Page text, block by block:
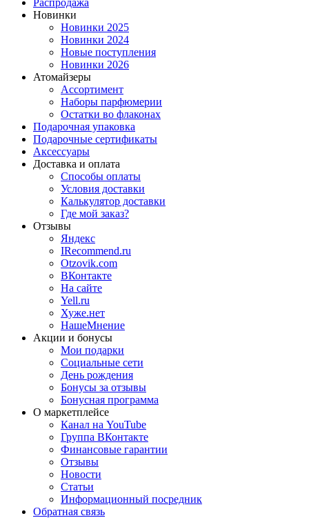
Распродажа
Новинки
Новинки 2025
Новинки 2024
Новые поступления
Новинки 2026
Атомайзеры
Ассортимент
Наборы парфюмерии
Остатки во флаконах
Подарочная упаковка
Подарочные сертификаты
Аксессуары
Доставка и оплата
Способы оплаты
Условия доставки
Калькулятор доставки
Где мой заказ?
Отзывы
Яндекс
IRecommend.ru
Otzovik.com
ВКонтакте
На сайте
Yell.ru
Хуже.нет
НашеМнение
Акции и бонусы
Мои подарки
Социальные сети
День рождения
Бонусы за отзывы
Бонусная программа
О маркетплейсе
Канал на YouTube
Группа ВКонтакте
Финансовые гарантии
Отзывы
Новости
Статьи
Информационный посредник
Обратная связь